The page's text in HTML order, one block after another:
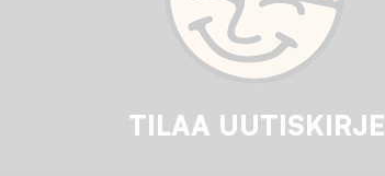
TILAA UUTISKIRJE